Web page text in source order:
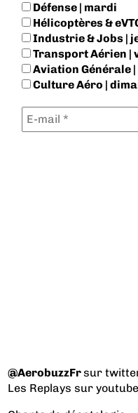
Défense | mardi
Hélicoptères &
Industrie & Jobs |
Transport Aérien |
Aviation Générale
Culture Aéro |
@AerobuzzFrsur
Les Replays sur youtube